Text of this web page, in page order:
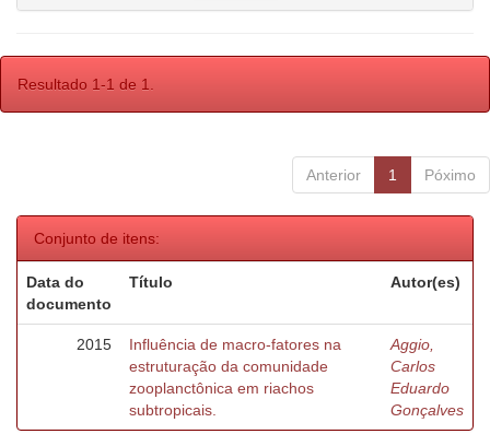
Resultado 1-1 de 1.
Anterior 1 Póximo
Conjunto de itens:
Data do
documento
Título Autor(es)
2015
Influência de macro-fatores na
estruturação da comunidade
zooplanctônica em riachos
subtropicais.
Aggio,
Carlos
Eduardo
Gonçalves